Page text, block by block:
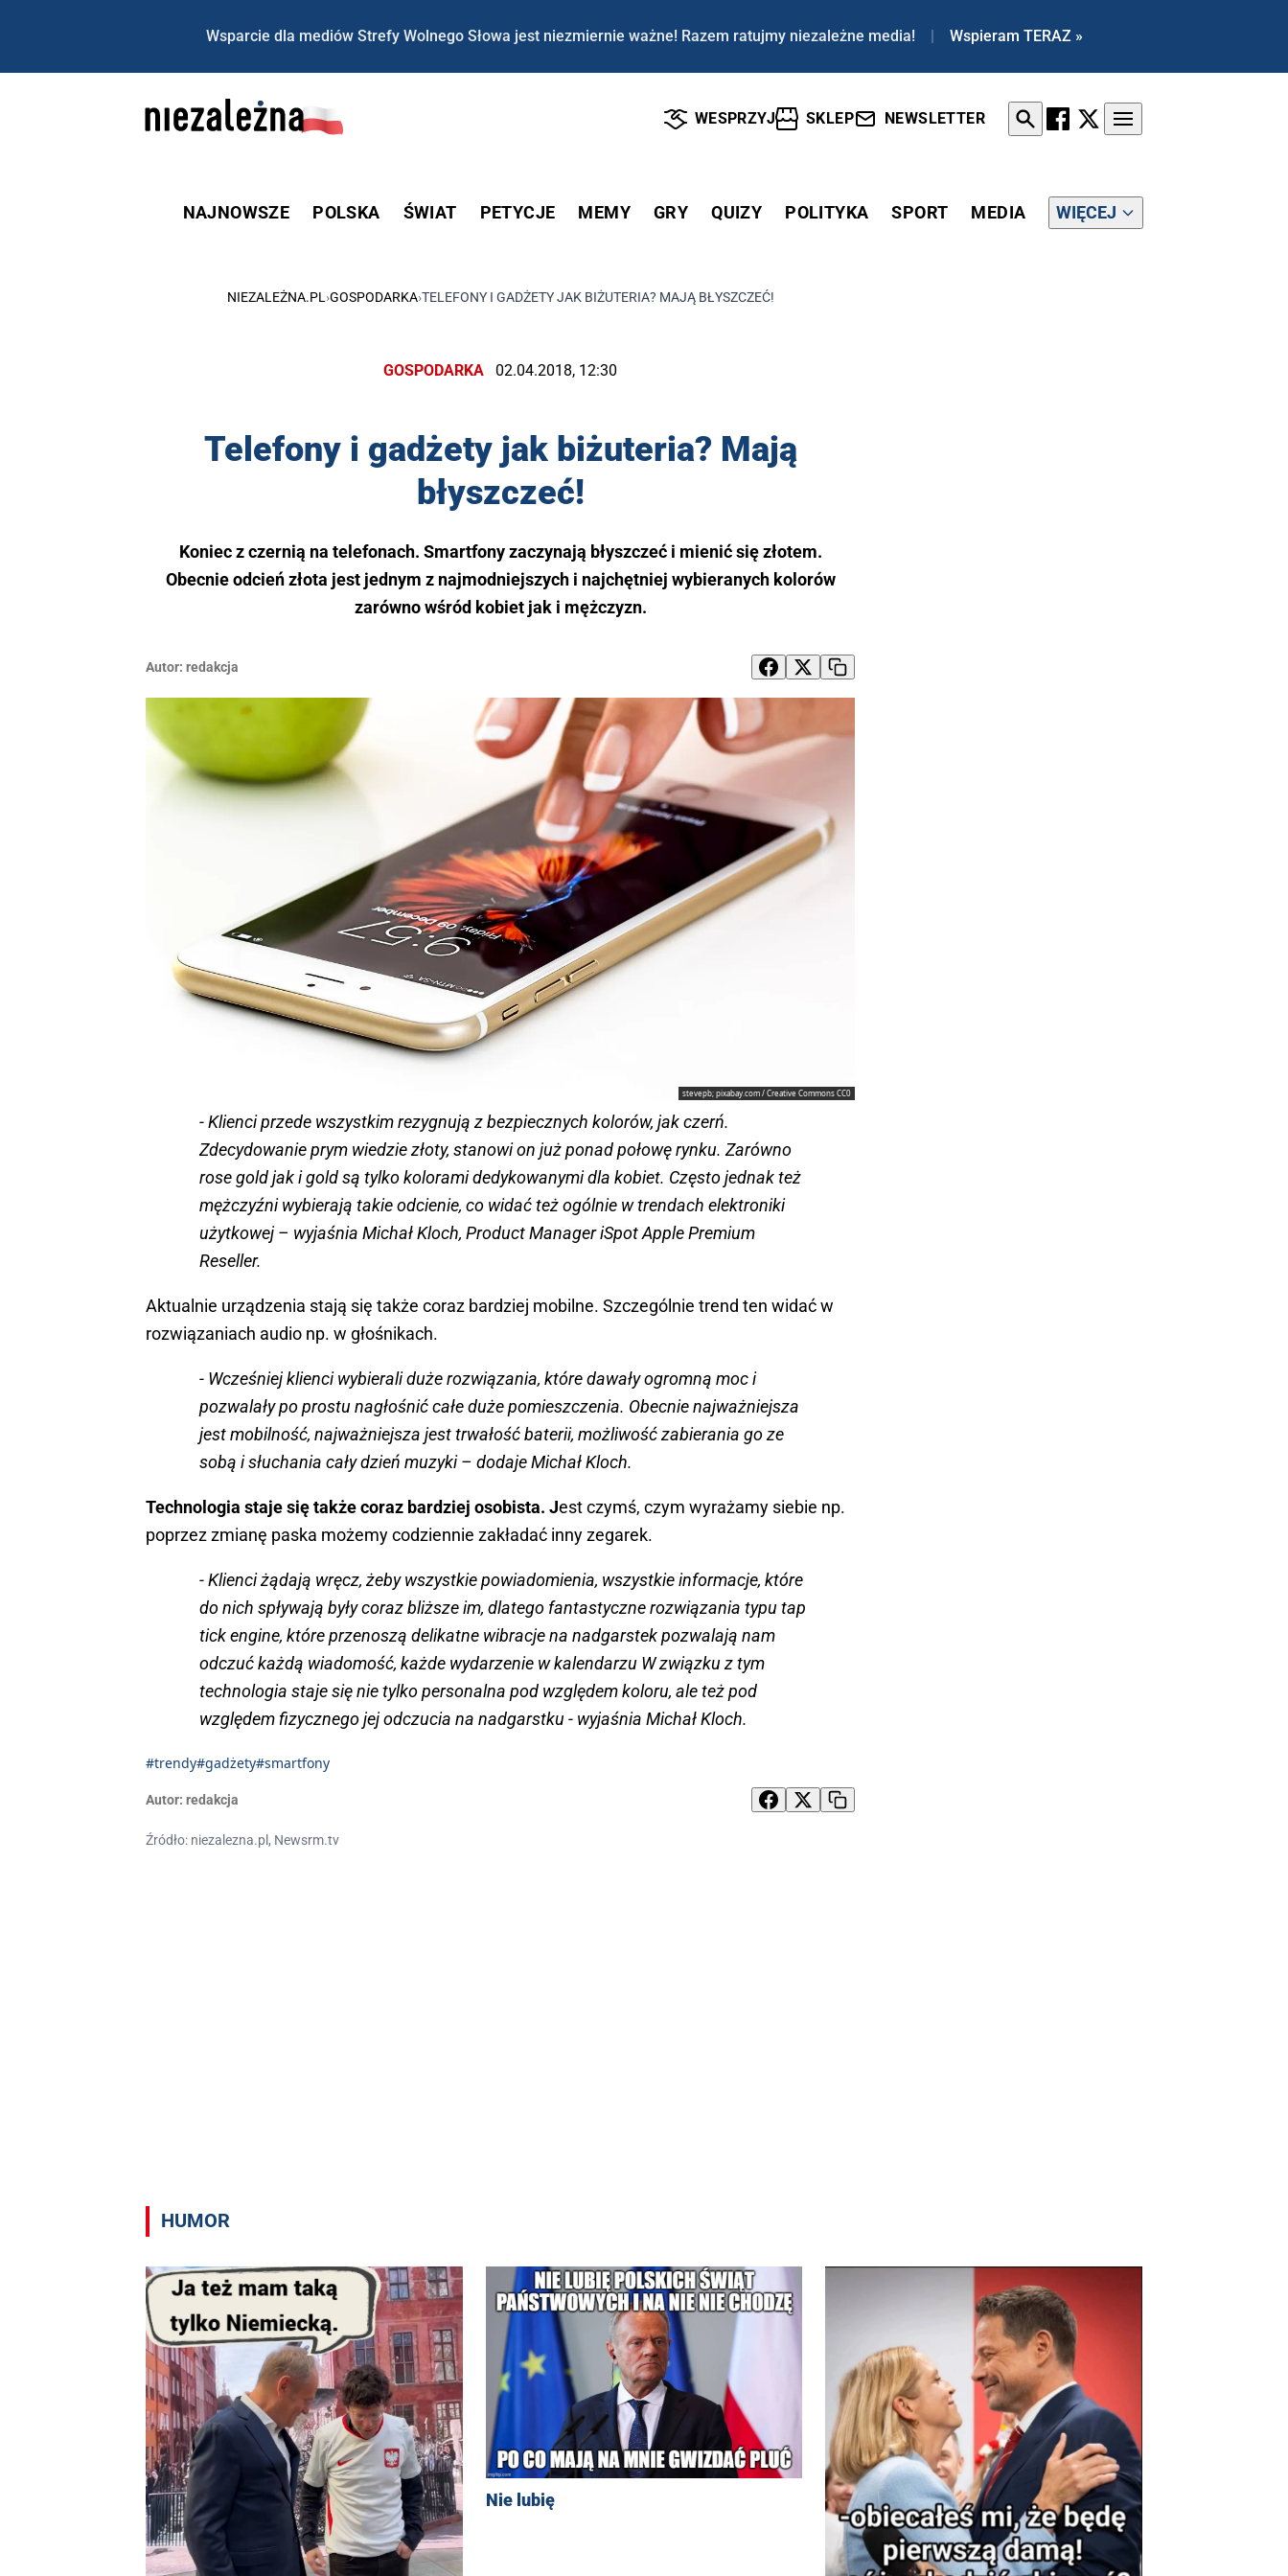
Wsparcie dla mediów Strefy Wolnego Słowa jest niezmiernie ważne! Razem ratujmy niezależne media! | Wspieram TERAZ »
WESPRZYJ SKLEP NEWSLETTER
NAJNOWSZE POLSKA ŚWIAT PETYCJE MEMY GRY QUIZY POLITYKA SPORT MEDIA WIĘCEJ
NIEZALEŻNA.PL ›GOSPODARKA›TELEFONY I GADŻETY JAK BIŻUTERIA? MAJĄ BŁYSZCZEĆ!
GOSPODARKA 02.04.2018, 12:30
Telefony i gadżety jak biżuteria? Mają
błyszczeć!
Koniec z czernią na telefonach. Smartfony zaczynają błyszczeć i mienić się złotem.
Obecnie odcień złota jest jednym z najmodniejszych i najchętniej wybieranych kolorów
zarówno wśród kobiet jak i mężczyzn.
Autor: redakcja
stevepb; pixabay.com / Creative Commons CC0
- Klienci przede wszystkim rezygnują z bezpiecznych kolorów, jak czerń.
Zdecydowanie prym wiedzie złoty, stanowi on już ponad połowę rynku. Zarówno
rose gold jak i gold są tylko kolorami dedykowanymi dla kobiet. Często jednak też
mężczyźni wybierają takie odcienie, co widać też ogólnie w trendach elektroniki
użytkowej – wyjaśnia Michał Kloch, Product Manager iSpot Apple Premium
Reseller.
Aktualnie urządzenia stają się także coraz bardziej mobilne. Szczególnie trend ten widać w
rozwiązaniach audio np. w głośnikach.
- Wcześniej klienci wybierali duże rozwiązania, które dawały ogromną moc i
pozwalały po prostu nagłośnić całe duże pomieszczenia. Obecnie najważniejsza
jest mobilność, najważniejsza jest trwałość baterii, możliwość zabierania go ze
sobą i słuchania cały dzień muzyki – dodaje Michał Kloch.
Technologia staje się także coraz bardziej osobista. Jest czymś, czym wyrażamy siebie np.
poprzez zmianę paska możemy codziennie zakładać inny zegarek.
- Klienci żądają wręcz, żeby wszystkie powiadomienia, wszystkie informacje, które
do nich spływają były coraz bliższe im, dlatego fantastyczne rozwiązania typu tap
tick engine, które przenoszą delikatne wibracje na nadgarstek pozwalają nam
odczuć każdą wiadomość, każde wydarzenie w kalendarzu W związku z tym
technologia staje się nie tylko personalna pod względem koloru, ale też pod
względem fizycznego jej odczucia na nadgarstku - wyjaśnia Michał Kloch.
#trendy#gadżety#smartfony
Autor: redakcja
Źródło: niezalezna.pl, Newsrm.tv
HUMOR
Nie lubię